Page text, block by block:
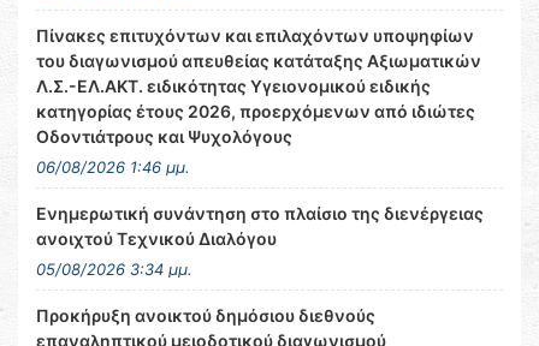
Πίνακες επιτυχόντων και επιλαχόντων υποψηφίων
του διαγωνισμού απευθείας κατάταξης Αξιωματικών
Λ.Σ.-ΕΛ.ΑΚΤ. ειδικότητας Υγειονομικού ειδικής
κατηγορίας έτους 2026, προερχόμενων από ιδιώτες
Οδοντιάτρους και Ψυχολόγους
06/08/2026 1:46 μμ.
Ενημερωτική συνάντηση στο πλαίσιο της διενέργειας
ανοιχτού Τεχνικού Διαλόγου
05/08/2026 3:34 μμ.
Προκήρυξη ανοικτού δημόσιου διεθνούς
επαναληπτικού μειοδοτικού διαγωνισμού